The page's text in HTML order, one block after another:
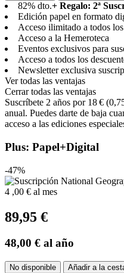
82% dto.+ Regalo: 2ª
Edición papel en formato
Acceso ilimitado a todos
Acceso a la Hemeroteca
Eventos exclusivos para
Acceso a todos los
Newsletter exclusiva
Ver todas las ventajas
Cerrar todas las ventajas
Suscríbete 2 años por 18 €
anual. Puedes darte de baja
acceso a las ediciones
Plus: Papel+Digital
-47%
4 ,00 € al mes
89,95 €
48,00 € al año
No disponible Añadir a la